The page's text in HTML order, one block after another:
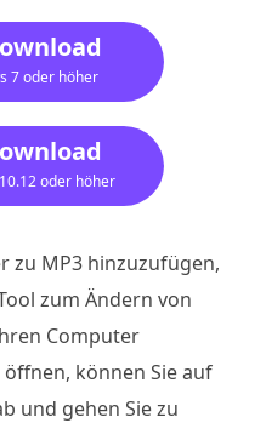
7 oder höher
oder höher
zu MP3 hinzuzufügen,
zum Ändern von
Computer
können Sie auf
und gehen Sie zu